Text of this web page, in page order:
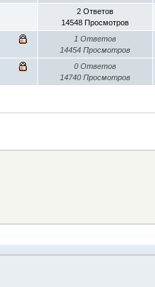
2 Ответов
14548 Просмотров
1 Ответов
14454 Просмотров
0 Ответов
14740 Просмотров